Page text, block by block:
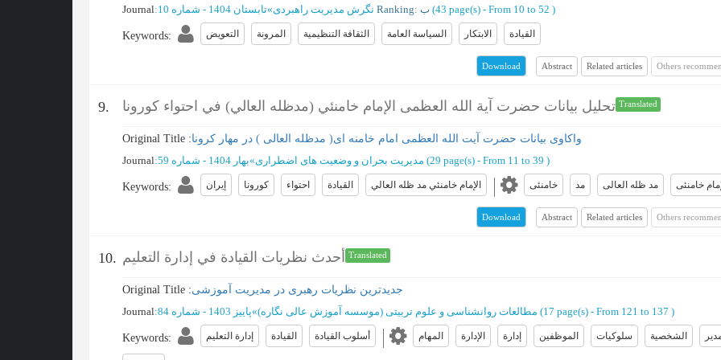
Journal: نگرش مدیریت راهبردی»تابستان 1404 - شماره 10 Ranking: ب (‎43 page(s) - From 10 to 52 )
Keywords: التعويض المرونة الثقافة التنظيمية السياسة العامة الابتكار القيادة
Download Abstract Related articles Others
9. تحليل بيانات حضرت آية الله العظمى الإمام خامنئي (مدظله العالي) في احتواء كورونا Translated
Original Title :واکاوی بیانات حضرت آیت الله العظمی امام خامنه ای( مدظله العالی ) در مهار کرونا
Journal: مدیریت بحران و وضعیت های اضطراری»بهار 1404 - شماره 59 (‎29 page(s) - From 11 to 39 )
Keywords: ﺇﻳﺮﺍﻥ كورونا احتواء القيادة الإمام خامنئي مد ظله العالي خامنئی مد مد ظله العالی خامنئی
Download Abstract Related articles Others
10. أحدث نظريات القيادة في إدارة التعليم Translated
Original Title :جدیدترین نظریات رهبری در مدیریت آموزشی
Journal: مطالعات روانشناسی و علوم تربیتی (موسسه آموزش عالی نگاره)»پاییز 1403 - شماره 84 (‎17 page(s) - From 121 to 137 )
Keywords: إدارة التعليم القيادة أسلوب القيادة المهام الإدارة إدارة الموظفین سلوکیات الشخصیة